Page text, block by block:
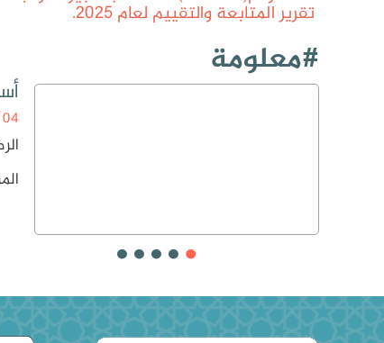
تقرير المتابعة والتقييم لعام 2025.
#معلومة
04 آب